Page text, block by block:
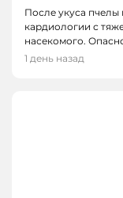
После укуса
кардиологии с
насекомого.
1 день назад